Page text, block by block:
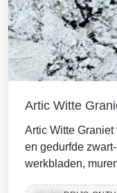
Artic Witte
Artic Witte
en gedurfde
werkbladen,